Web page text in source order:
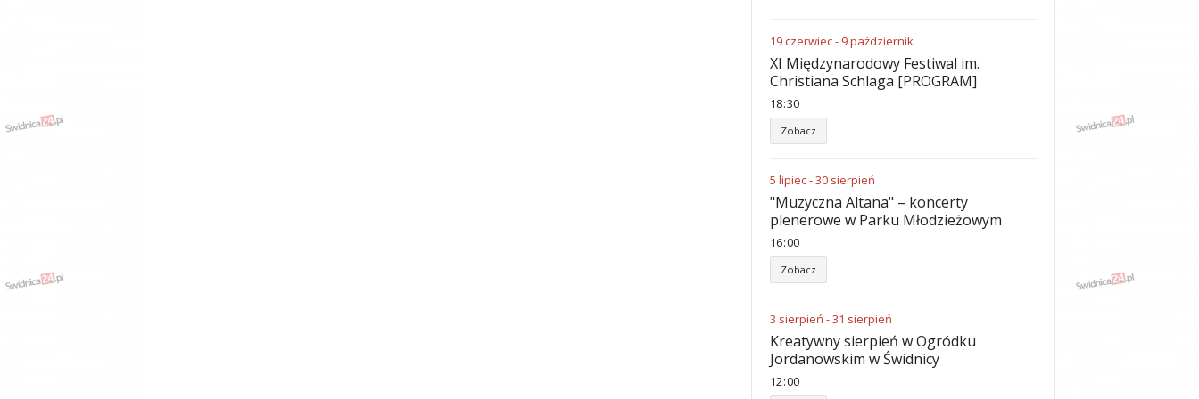
19czerwiec- 9październik
XI Międzynarodowy Festiwal im.
Christiana Schlaga [PROGRAM]
18:30
Zobacz
5 lipiec-30 sierpień
"Muzyczna Altana" – koncerty
plenerowe w Parku Młodzieżowym
16:00
Zobacz
3 sierpień -31 sierpień
Kreatywny sierpień w Ogródku
Jordanowskim w Świdnicy
12:00